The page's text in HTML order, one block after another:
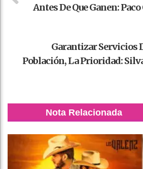
Antes De Que Ganen:
Garantizar Servicios
Población, La Prioridad:
Nota Relacionada